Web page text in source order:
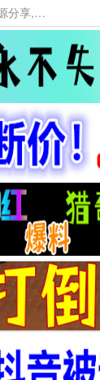
本网站提供资源工具下载，大老表资源工具，大表哥资源网软件工具，大老表资源下载，活动线报福利资源分享,活动线报，大型网游经典游戏，网络热门技术游戏辅助交流与分享。